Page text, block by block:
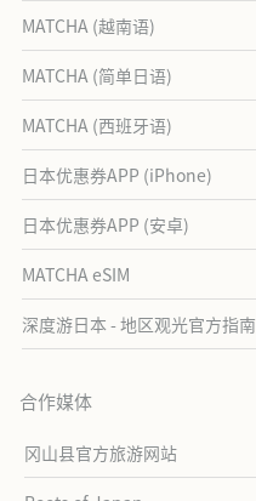
MATCHA (越南语)
MATCHA (简单日语)
MATCHA (西班牙语)
日本优惠券APP (iPhone)
日本优惠券APP (安卓)
MATCHA eSIM
深度游日本 - 地区观光官方指南
合作媒体
冈山县官方旅游网站